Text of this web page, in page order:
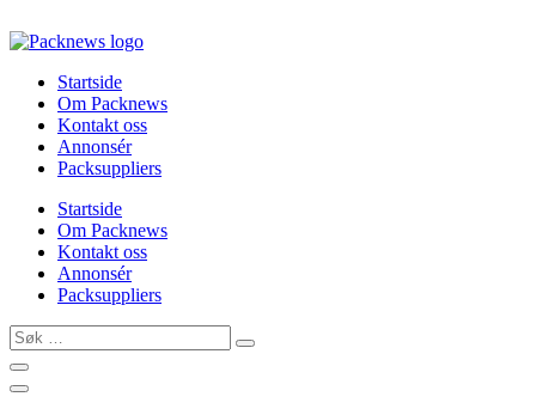
to
Startside
Om Packnews
Kontakt oss
Annonsér
Packsuppliers
Startside
Om Packnews
Kontakt oss
Annonsér
Packsuppliers
Søk
…